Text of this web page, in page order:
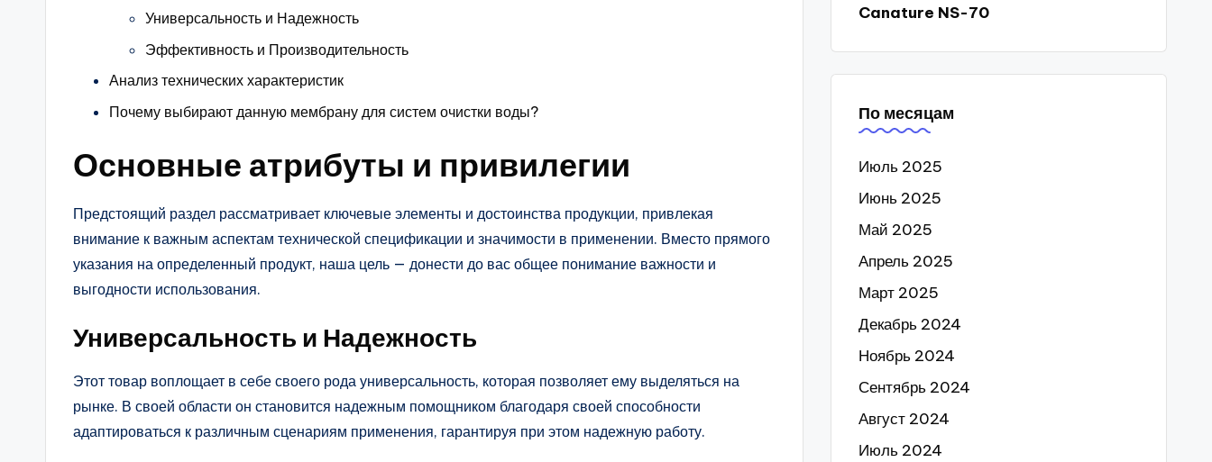
Универсальность и Надежность
Эффективность и Производительность
Анализ технических характеристик
Почему выбирают данную мембрану для систем очистки воды?
Основные атрибуты и привилегии
Предстоящий раздел рассматривает ключевые элементы и достоинства продукции, привлекая
внимание к важным аспектам технической спецификации и значимости в применении. Вместо прямого
указания на определенный продукт, наша цель — донести до вас общее понимание важности и
выгодности использования.
Универсальность и Надежность
Этот товар воплощает в себе своего рода универсальность, которая позволяет ему выделяться на
рынке. В своей области он становится надежным помощником благодаря своей способности
адаптироваться к различным сценариям применения, гарантируя при этом надежную работу.
Canature NS-70
По месяцам
Июль 2025
Июнь 2025
Май 2025
Апрель 2025
Март 2025
Декабрь 2024
Ноябрь 2024
Сентябрь 2024
Август 2024
Июль 2024